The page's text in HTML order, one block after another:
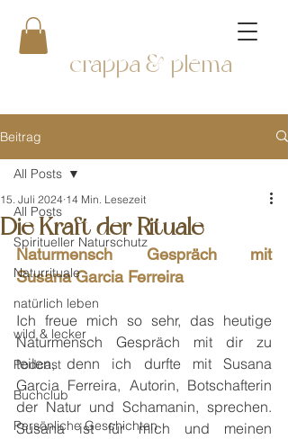
crappa & plema
Beitrag
All Posts
Spiritueller Naturschutz
Naturrituale
natürlich leben
wild & lecker
Podcast
Buchclub
Persönliche Geschichten
All Posts
Die Kraft der Rituale
15. Juli 2024 14 Min. Lesezeit
Naturmensch Gespräch mit
Susana Garcia Ferreira
Ich freue mich so sehr, das heutige
Naturmensch Gespräch mit dir zu
teilen, denn ich durfte mit Susana
Garcia Ferreira, Autorin, Botschafterin
der Natur und Schamanin, sprechen.
Susana ist für mich und meinen